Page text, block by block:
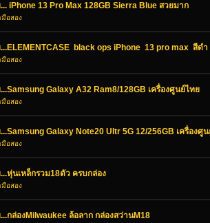
iPhone 13 Pro Max 128GB Sierra Blue สวยมาก
อสอง
black ops iPhone 13 pro max สีด
อสอง
Galaxy A32 Ram8/128GB เครื่องศูนย์ไทย
อสอง
Galaxy Note20 Ultr 5G 12/256GB เครื่องศู
อสอง
หุ่นเหล็กรวม18ตัว ครบกล่อง
อสอง
กล่องMilwaukee ล้อลาก กล่องสว่านM18